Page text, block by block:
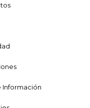
Información